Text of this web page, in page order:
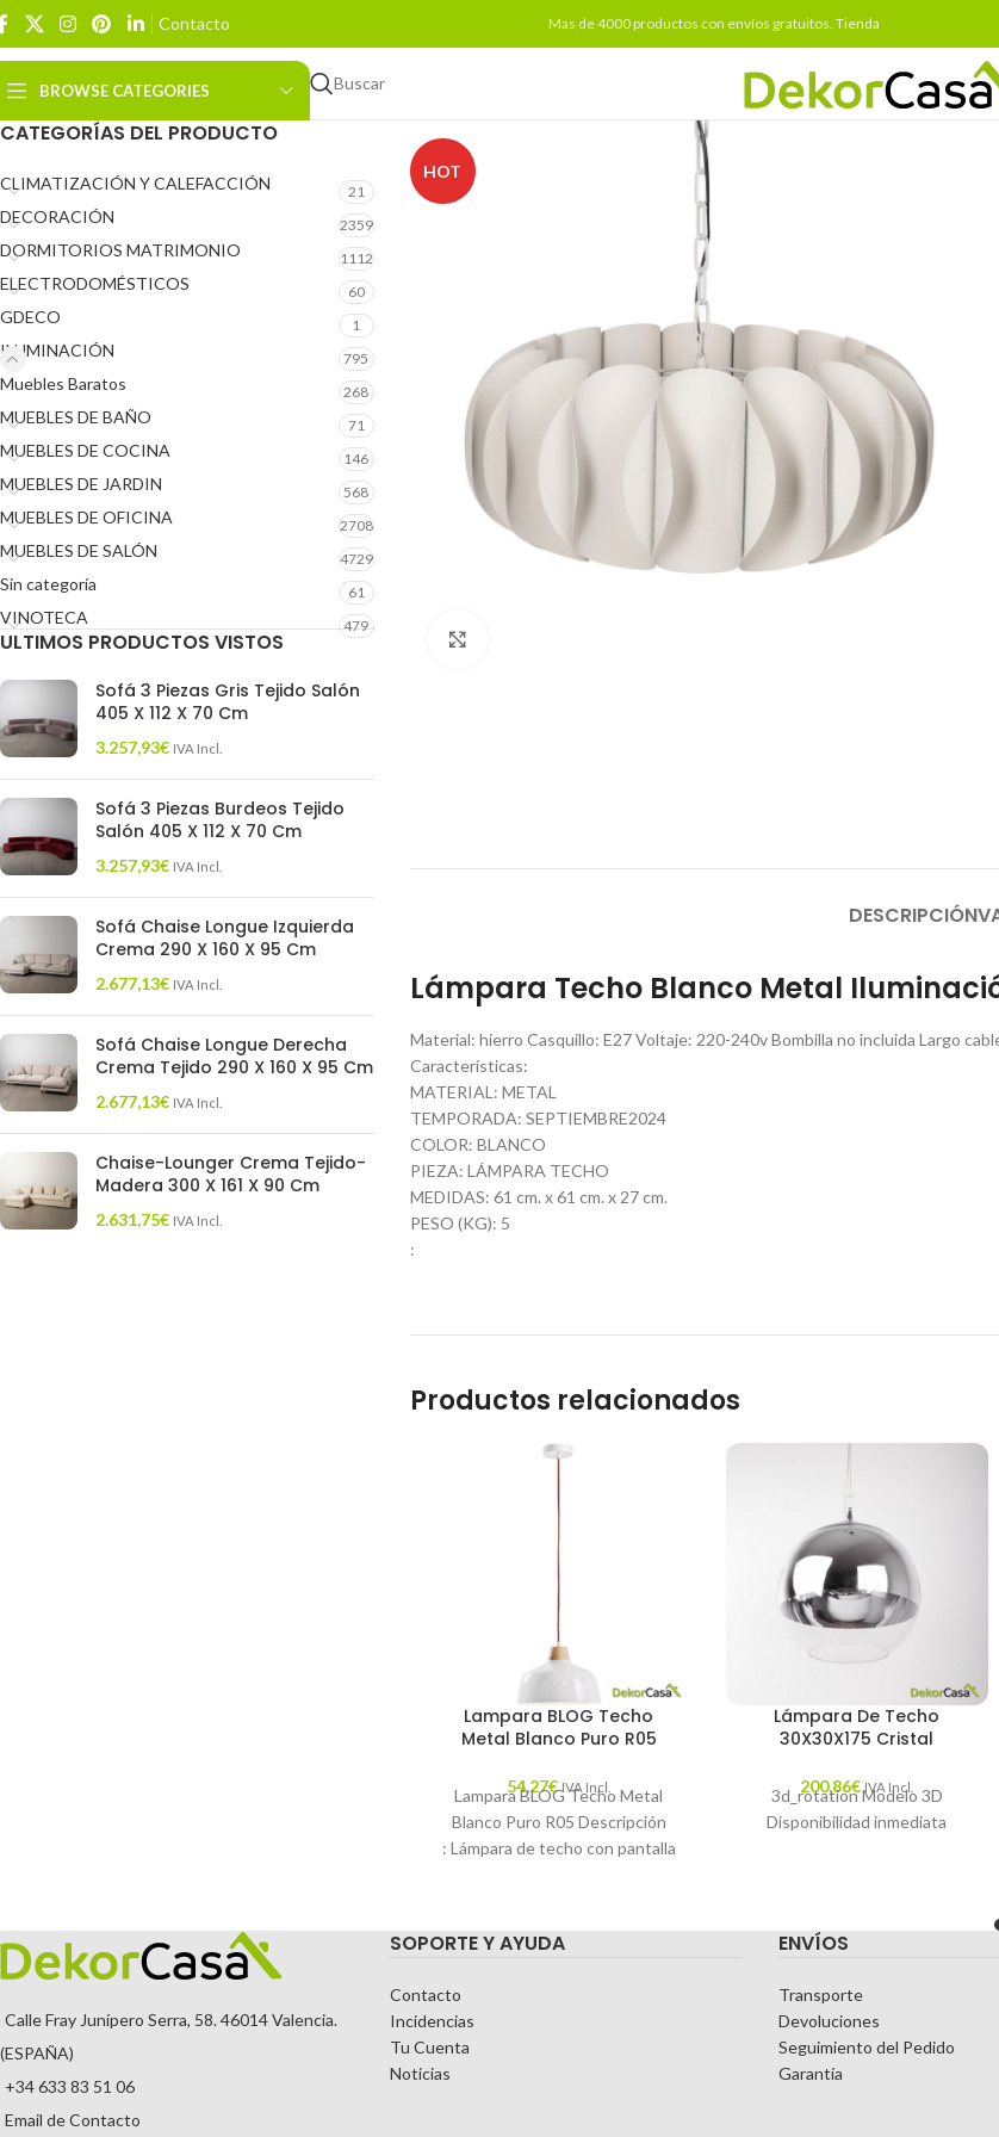
Contacto Mas de 4000 productos con envíos gratuitos. Tienda
BROWSE CATEGORIES Buscar
CATEGORÍAS DEL PRODUCTO
CLIMATIZACIÓN Y CALEFACCIÓN 21
DECORACIÓN 2359
DORMITORIOS MATRIMONIO 1112
ELECTRODOMÉSTICOS 60
GDECO 1
ILUMINACIÓN 795
Muebles Baratos 268
MUEBLES DE BAÑO 71
MUEBLES DE COCINA 146
MUEBLES DE JARDIN 568
MUEBLES DE OFICINA 2708
MUEBLES DE SALÓN 4729
Sin categoría 61
VINOTECA 479
ULTIMOS PRODUCTOS VISTOS
Sofá 3 Piezas Gris Tejido Salón
405 X 112 X 70 Cm
3.257,93€ IVA Incl.
Sofá 3 Piezas Burdeos Tejido
Salón 405 X 112 X 70 Cm
3.257,93€ IVA Incl.
Sofá Chaise Longue Izquierda
Crema 290 X 160 X 95 Cm
2.677,13€ IVA Incl.
Sofá Chaise Longue Derecha
Crema Tejido 290 X 160 X 95 Cm
2.677,13€ IVA Incl.
Chaise-Lounger Crema Tejido-
Madera 300 X 161 X 90 Cm
2.631,75€ IVA Incl.
HOT
DESCRIPCIÓN
Lámpara Techo Blanco Metal
Material: hierro Casquillo: E27 Voltaje: 220-240v Bombilla no incluida Largo
Características:
MATERIAL: METAL
TEMPORADA: SEPTIEMBRE2024
COLOR: BLANCO
PIEZA: LÁMPARA TECHO
MEDIDAS: 61 cm. x 61 cm. x 27 cm.
PESO (KG): 5
:
Productos relacionados
Lampara BLOG Techo
Metal Blanco Puro R05
54,27€ IVA Incl.
Lampara BLOG Techo Metal
Blanco Puro R05 Descripción
: Lámpara de techo con pantalla
Lámpara De Techo
30X30X175 Cristal
200,86€ IVA Incl.
3d_rotation Modelo 3D
Disponibilidad inmediata
Calle Fray Junípero Serra, 58. 46014 Valencia.
(ESPAÑA)
+34 633 83 51 06
Email de Contacto
SOPORTE Y AYUDA
Contacto
Incidencias
Tu Cuenta
Noticias
ENVÍOS
Transporte
Devoluciones
Seguimiento del Pedido
Garantía